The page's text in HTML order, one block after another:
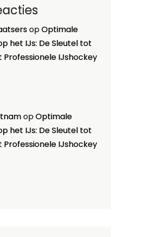
opOptimale
het IJs: De Sleutel tot
Professionele IJshockey
opOptimale
het IJs: De Sleutel tot
Professionele IJshockey